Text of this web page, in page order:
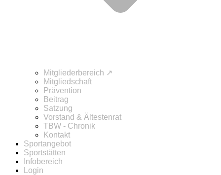
Mitgliederbereich ↗
Mitgliedschaft
Prävention
Beitrag
Satzung
Vorstand & Ältestenrat
TBW - Chronik
Kontakt
Sportangebot
Sportstätten
Infobereich
Login